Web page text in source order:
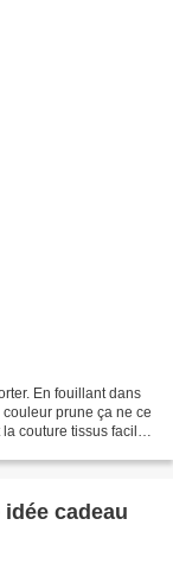
En fouillant dans
prune ça ne ce
couture tissus facile.
cadeau